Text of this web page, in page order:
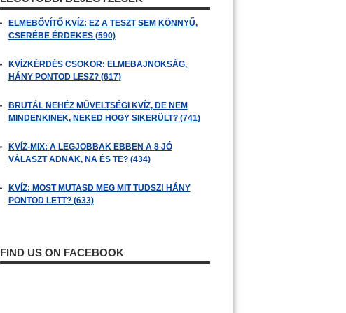
ELMEBŐVÍTŐ KVÍZ: EZ A TESZT SEM KÖNNYŰ,
CSERÉBE ÉRDEKES (590)
KVÍZKÉRDÉS CSOKOR: ELMEBAJNOKSÁG,
HÁNY PONTOD LESZ? (617)
BRUTÁL NEHÉZ MŰVELTSÉGI KVÍZ, DE NEM
MINDENKINEK, NEKED HOGY SIKERÜLT? (741)
KVÍZ-MIX: A LEGJOBBAK EBBEN A 8 JÓ
VÁLASZT ADNAK, NA ÉS TE? (434)
KVÍZ: MOST MUTASD MEG MIT TUDSZ! HÁNY
PONTOD LETT? (633)
FIND US ON FACEBOOK